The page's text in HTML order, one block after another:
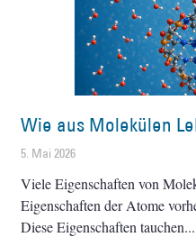
Wie aus Molekülen
5. Mai 2026
Viele Eigenschaften von
Eigenschaften der Atome
Diese Eigenschaften tauchen